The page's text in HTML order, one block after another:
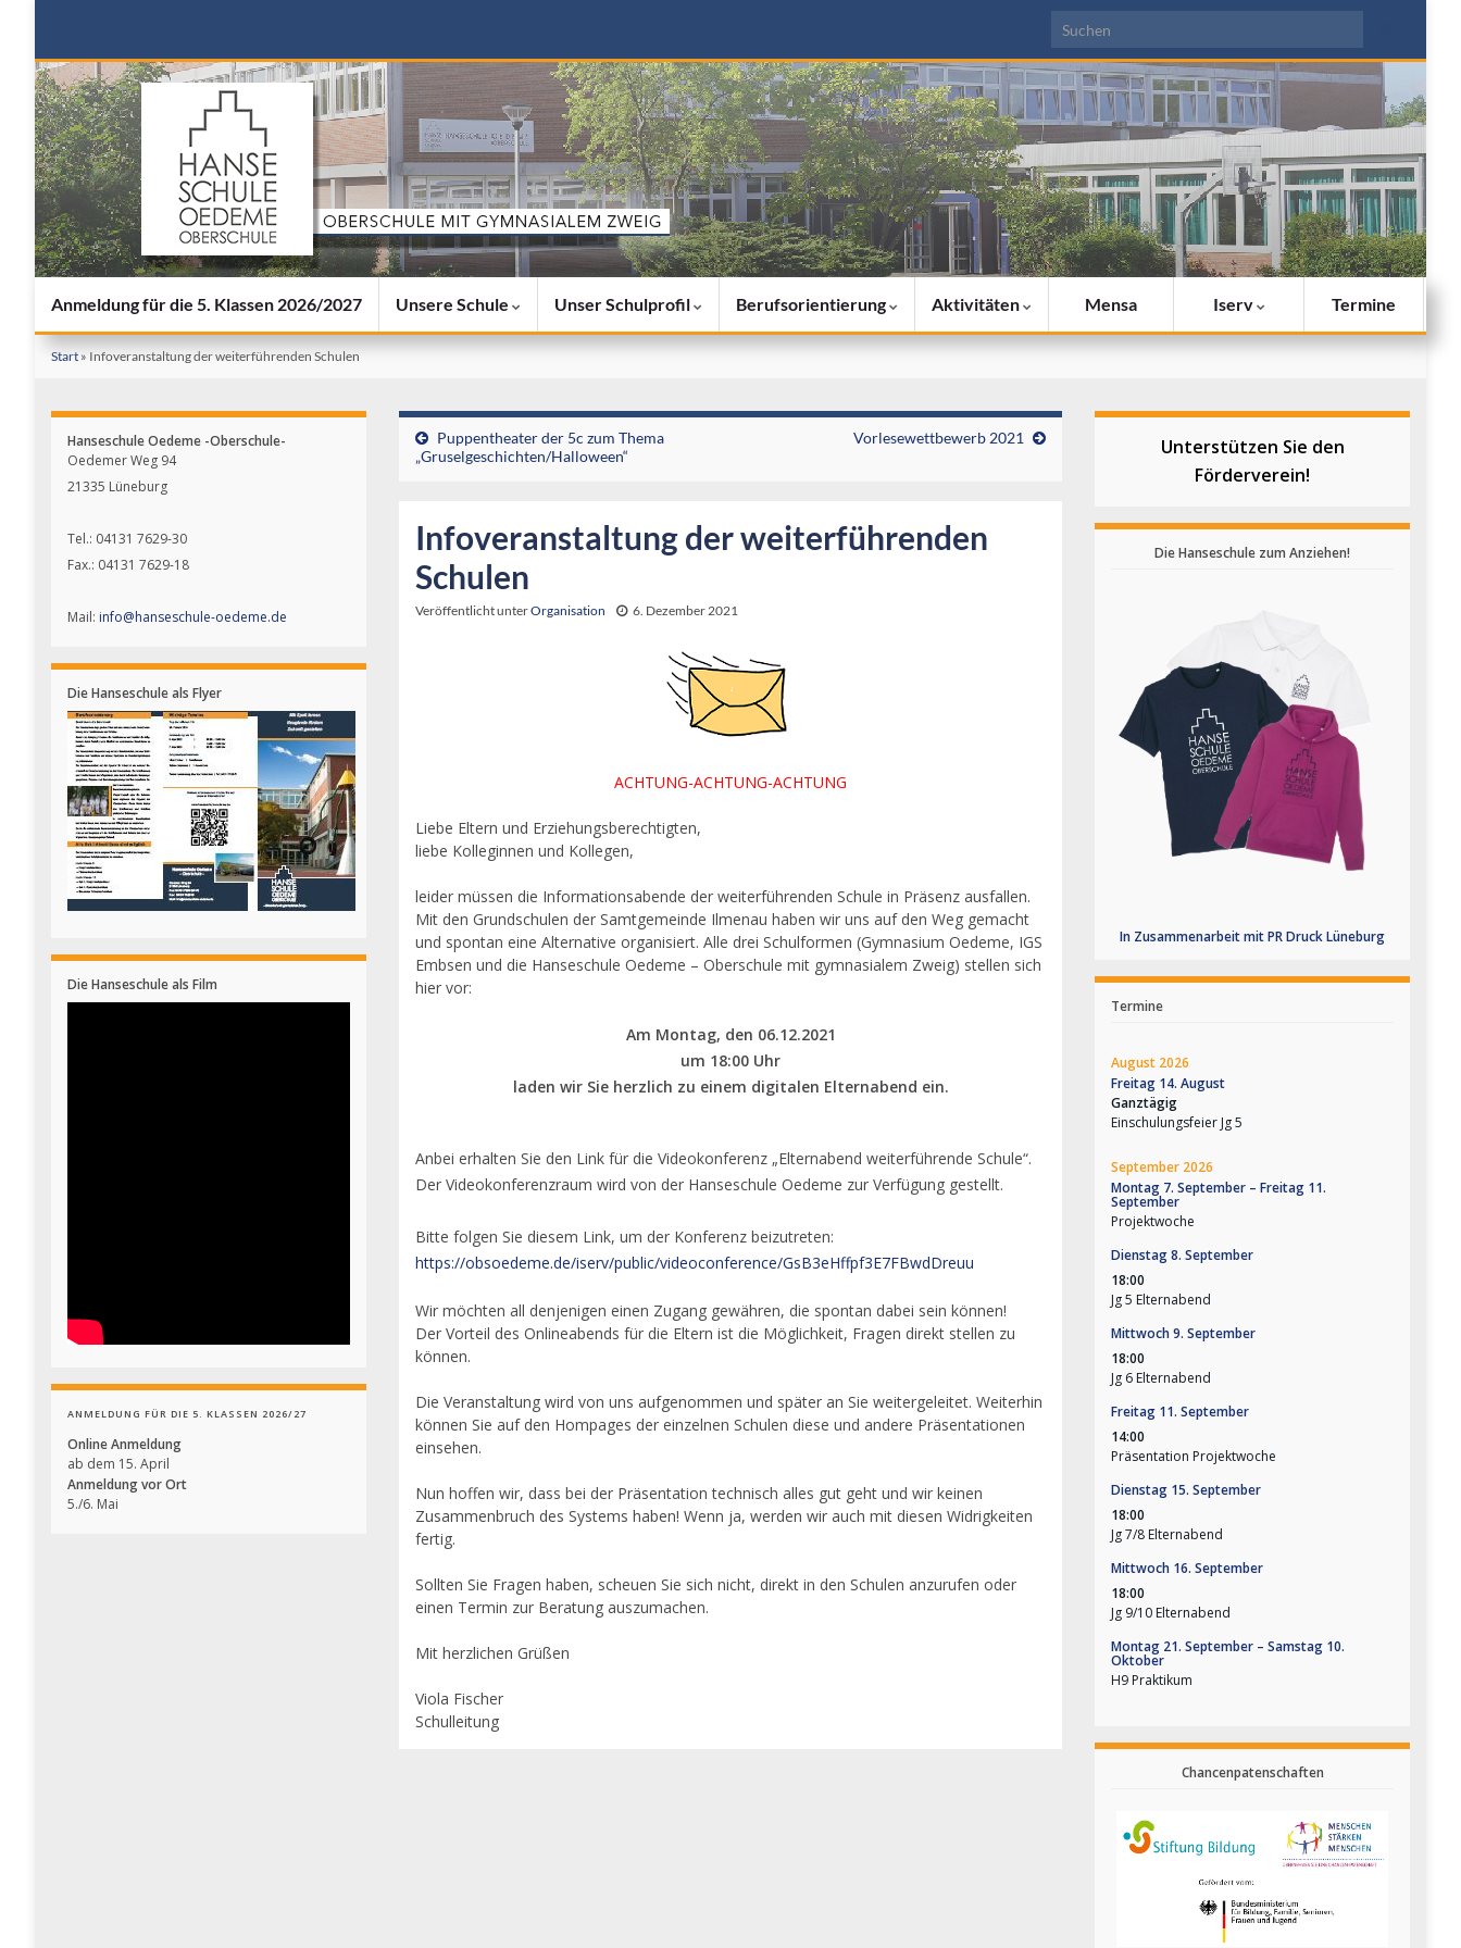
Search for:
Anmeldung für die 5. Klassen 2026/2027 Unsere Schule Unser Schulprofil Berufsorientierung Aktivitäten Mensa Iserv Termine
Start » Infoveranstaltung der weiterführenden Schulen
Puppentheater der 5c zum Thema
„Gruselgeschichten/Halloween“
Vorlesewettbewerb 2021
Infoveranstaltung der weiterführenden
Schulen
Veröffentlicht unterOrganisation 6. Dezember 2021
ACHTUNG-ACHTUNG-ACHTUNG
Liebe Eltern und Erziehungsberechtigten,
liebe Kolleginnen und Kollegen,
leider müssen die Informationsabende der weiterführenden Schule in Präsenz ausfallen.
Mit den Grundschulen der Samtgemeinde Ilmenau haben wir uns auf den Weg gemacht
und spontan eine Alternative organisiert. Alle drei Schulformen (Gymnasium Oedeme, IGS
Embsen und die Hanseschule Oedeme – Oberschule mit gymnasialem Zweig) stellen sich
hier vor:
Am Montag, den 06.12.2021
um 18:00 Uhr
laden wir Sie herzlich zu einem digitalen Elternabend ein.
Anbei erhalten Sie den Link für die Videokonferenz „Elternabend weiterführende Schule“.
Der Videokonferenzraum wird von der Hanseschule Oedeme zur Verfügung gestellt.
Bitte folgen Sie diesem Link, um der Konferenz beizutreten:
https://obsoedeme.de/iserv/public/videoconference/GsB3eHffpf3E7FBwdDreuu
Wir möchten all denjenigen einen Zugang gewähren, die spontan dabei sein können!
Der Vorteil des Onlineabends für die Eltern ist die Möglichkeit, Fragen direkt stellen zu
können.
Die Veranstaltung wird von uns aufgenommen und später an Sie weitergeleitet. Weiterhin
können Sie auf den Hompages der einzelnen Schulen diese und andere Präsentationen
einsehen.
Nun hoffen wir, dass bei der Präsentation technisch alles gut geht und wir keinen
Zusammenbruch des Systems haben! Wenn ja, werden wir auch mit diesen Widrigkeiten
fertig.
Sollten Sie Fragen haben, scheuen Sie sich nicht, direkt in den Schulen anzurufen oder
einen Termin zur Beratung auszumachen.
Mit herzlichen Grüßen
Viola Fischer
Schulleitung
Hanseschule Oedeme -Oberschule-
Oedemer Weg 94
21335 Lüneburg
Tel.: 04131 7629-30
Fax.: 04131 7629-18
Mail: info@hanseschule-oedeme.de
Die Hanseschule als Flyer
Die Hanseschule als Film
ANMELDUNG FÜR DIE 5. KLASSEN 2026/27
Online Anmeldung
ab dem 15. April
Anmeldung vor Ort
5./6. Mai
Unterstützen Sie den
Förderverein!
Die Hanseschule zum Anziehen!
In Zusammenarbeit mit PR Druck Lüneburg
Termine
August 2026
Freitag 14. August
Ganztägig
Einschulungsfeier Jg 5
September 2026
Montag 7. September – Freitag 11.
September
Projektwoche
Dienstag8. September
18:00
Jg 5 Elternabend
Mittwoch9. September
18:00
Jg 6 Elternabend
Freitag 11. September
14:00
Präsentation Projektwoche
Dienstag 15. September
18:00
Jg 7/8 Elternabend
Mittwoch 16. September
18:00
Jg 9/10 Elternabend
Montag 21. September – Samstag 10.
Oktober
H9 Praktikum
Chancenpatenschaften